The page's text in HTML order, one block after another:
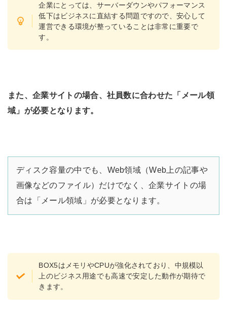
企業にとっては、サーバーダウンやパフォーマンス
低下はビジネスに直結する問題ですので、安心して
運営できる環境が整っていることは非常に重要で
す。
また、企業サイトの場合、社員数に合わせた「メール領
域」が必要となります。
ディスク容量の中でも、Web領域（Web上の記事や
画像などのファイル）だけでなく、企業サイトの場
合は「メール領域」が必要となります。
BOX5はメモリやCPUが強化されており、中規模以
上のビジネス用途でも高速で安定した動作が期待で
きます。